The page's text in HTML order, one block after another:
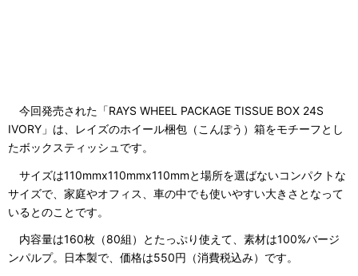
今回発売された「RAYS WHEEL PACKAGE TISSUE BOX 24S
IVORY」は、レイズのホイール梱包（こんぽう）箱をモチーフとし
たボックスティッシュです。
サイズは110mmx110mmx110mmと場所を選ばないコンパクトな
サイズで、家庭やオフィス、車の中でも使いやすい大きさとなって
いるとのことです。
内容量は160枚（80組）とたっぷり使えて、素材は100%バージ
ンパルプ。日本製で、価格は550円（消費税込み）です。